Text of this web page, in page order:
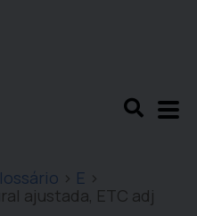
> E >
ajustada, ETC adj